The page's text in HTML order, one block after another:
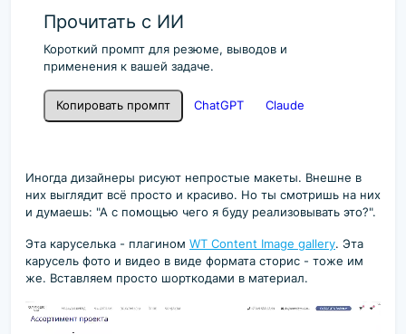
Прочитать с ИИ
Короткий промпт для резюме, выводов и
применения к вашей задаче.
Копировать промпт ChatGPT Claude
Иногда дизайнеры рисуют непростые макеты. Внешне в
них выглядит всё просто и красиво. Но ты смотришь на них
и думаешь: "А с помощью чего я буду реализовывать это?".
Эта каруселька - плагином WT Content Image gallery. Эта
карусель фото и видео в виде формата сторис - тоже им
же. Вставляем просто шорткодами в материал.